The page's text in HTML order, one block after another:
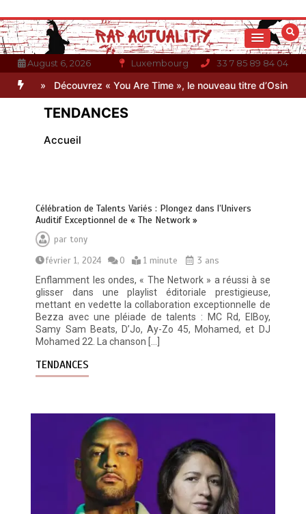
au
contenu
August 6, 2026 Luxembourg 33 7 85 89 84 04
Découvrez « You Are Time », le nouveau titre d’Osinaël
TENDANCES
Accueil
Célébration de Talents Variés : Plongez dans l’Univers
Auditif Exceptionnel de « The Network »
par tony
février 1, 2024
0 1 minute
3 ans
Enflamment les ondes, « The Network » a réussi à se
glisser dans une playlist éditoriale prestigieuse,
mettant en vedette la collaboration exceptionnelle de
Bezza avec une pléiade de talents : MC Rd, ElBoy,
Samy Sam Beats, D’Jo, Ay-Zo 45, Mohamed, et DJ
Mohamed 22. La chanson […]
TENDANCES
Découvrez RZ avec son clip « Toulouse
Soir 2 »
3 minutes